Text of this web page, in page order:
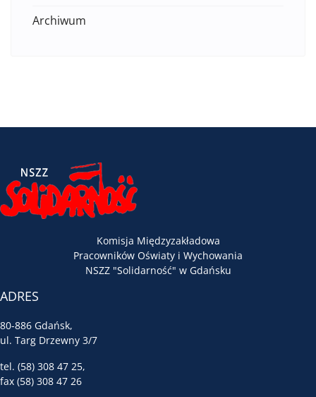
Archiwum
Komisja Międzyzakładowa
Pracowników Oświaty i Wychowania
NSZZ "Solidarność" w Gdańsku
ADRES
80-886 Gdańsk,
ul. Targ Drzewny 3/7
tel. (58) 308 47 25,
fax (58) 308 47 26